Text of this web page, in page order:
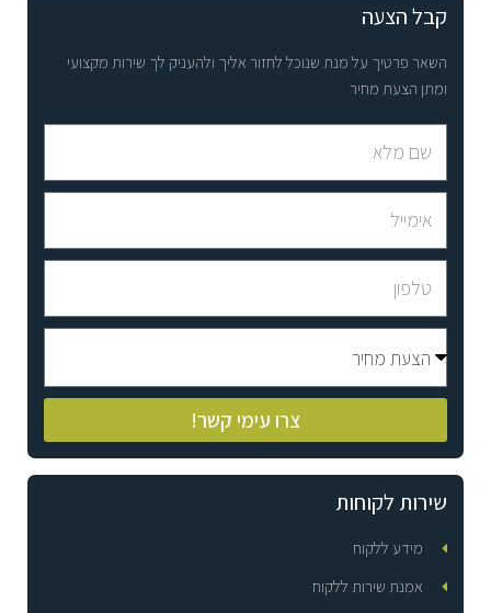
קבל הצעה
השאר פרטיך על מנת שנוכל לחזור אליך ולהעניק לך שירות מקצועי
ומתן הצעת מחיר
צרו עימי קשר!
שירות לקוחות
מידע ללקוח
אמנת שירות ללקוח